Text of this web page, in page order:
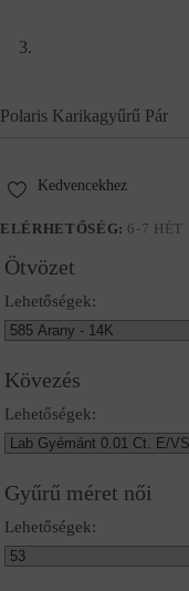
Polaris Karikagyűrű Pár
ELÉRHETŐSÉG: 6-7 HÉT
Kedvencekhez
Ötvözet
Lehetőségek:
Kövezés
Lehetőségek:
Gyűrű méret női
Lehetőségek: